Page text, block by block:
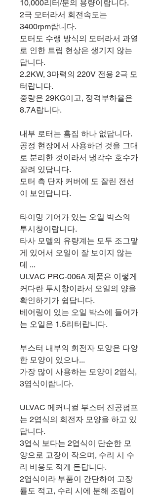
10,000리터/분의 용량이랍니다.
2극 모터라서 회전속도는
3400rpm랍니다.
모터도 수랭 방식의 모터라서 과열
로 인한 트립 현상은 생기지 않는
답니다.
2.2KW, 3마력의 220V 전용 2극 모
터랍니다.
중량은 29KG이고, 정격부하율은
8.7A랍니다.
내부 로터는 흠집 하나 없답니다.
공정 현장에서 사용하던 것을 그대
로 분리한 것이라서 냉각수 호수가
잘려 있답니다.
모터 측 단자 커버에 도 잘린 전선
이 보인답니다.
타이밍 기어가 있는 오일 박스의
투시창이랍니다.
타사 모델의 유량계는 모두 조그맣
게 있어서 오일이 잘 보이지 않는
데 ...
ULVAC PRC-006A 제품은 이렇게
커다란 투시창이라서 오일의 양을
확인하기가 쉽답니다.
베어링이 있는 오일 박스에 들어가
는 오일은 1.5리터랍니다.
부스터 내부의 회전자 모양은 다양
한 모양이 있으나...
가장 많이 사용하는 모양이 2엽식,
3엽식이랍니다.
ULVAC 메커니컬 부스터 진공펌프
는 2엽식의 회전자 모양을 하고 있
답니다.
3엽식 보다는 2엽식이 단순한 모
양으로 고장이 작으며, 수리 시 수
리 비용도 적게 든답니다.
2엽식이라 부품이 간단하여 고장
률도 적고, 수리 시에 분해 조립이